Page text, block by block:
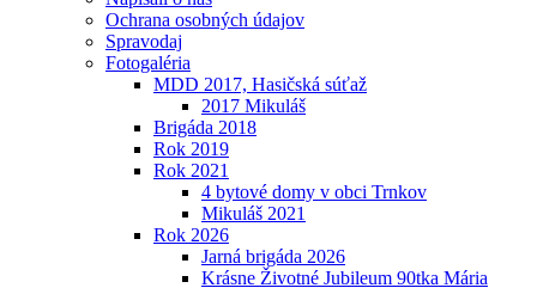
Ochrana osobných údajov
Spravodaj
Fotogaléria
MDD 2017, Hasičská súťaž
2017 Mikuláš
Brigáda 2018
Rok 2019
Rok 2021
4 bytové domy v obci Trnkov
Mikuláš 2021
Rok 2026
Jarná brigáda 2026
Krásne Životné Jubileum 90tka Mária